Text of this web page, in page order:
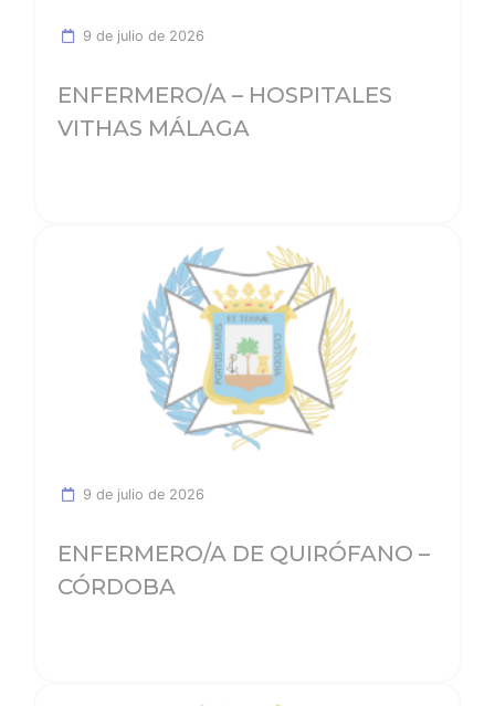
9 de julio de 2026
ENFERMERO/A – HOSPITALES
VITHAS MÁLAGA
9 de julio de 2026
ENFERMERO/A DE QUIRÓFANO –
CÓRDOBA